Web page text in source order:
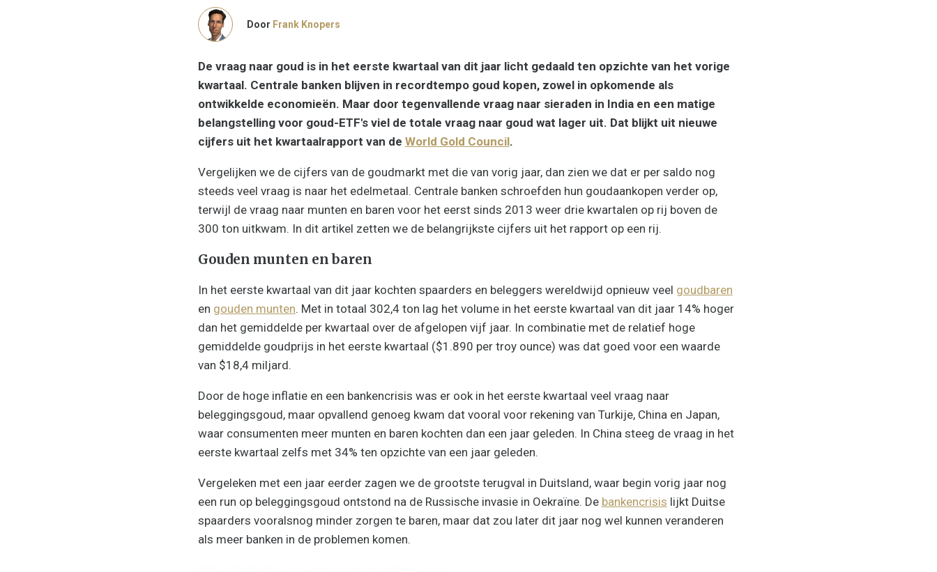
Door Frank Knopers
De vraag naar goud is in het eerste kwartaal van dit jaar licht gedaald ten opzichte van het vorige
kwartaal. Centrale banken blijven in recordtempo goud kopen, zowel in opkomende als
ontwikkelde economieën. Maar door tegenvallende vraag naar sieraden in India en een matige
belangstelling voor goud-ETF's viel de totale vraag naar goud wat lager uit. Dat blijkt uit nieuwe
cijfers uit het kwartaalrapport van de World Gold Council.
Vergelijken we de cijfers van de goudmarkt met die van vorig jaar, dan zien we dat er per saldo nog
steeds veel vraag is naar het edelmetaal. Centrale banken schroefden hun goudaankopen verder op,
terwijl de vraag naar munten en baren voor het eerst sinds 2013 weer drie kwartalen op rij boven de
300 ton uitkwam. In dit artikel zetten we de belangrijkste cijfers uit het rapport op een rij.
Gouden munten en baren
In het eerste kwartaal van dit jaar kochten spaarders en beleggers wereldwijd opnieuw veel goudbaren
en gouden munten. Met in totaal 302,4 ton lag het volume in het eerste kwartaal van dit jaar 14% hoger
dan het gemiddelde per kwartaal over de afgelopen vijf jaar. In combinatie met de relatief hoge
gemiddelde goudprijs in het eerste kwartaal ($1.890 per troy ounce) was dat goed voor een waarde
van $18,4 miljard.
Door de hoge inflatie en een bankencrisis was er ook in het eerste kwartaal veel vraag naar
beleggingsgoud, maar opvallend genoeg kwam dat vooral voor rekening van Turkije, China en Japan,
waar consumenten meer munten en baren kochten dan een jaar geleden. In China steeg de vraag in het
eerste kwartaal zelfs met 34% ten opzichte van een jaar geleden.
Vergeleken met een jaar eerder zagen we de grootste terugval in Duitsland, waar begin vorig jaar nog
een run op beleggingsgoud ontstond na de Russische invasie in Oekraïne. De bankencrisis lijkt Duitse
spaarders vooralsnog minder zorgen te baren, maar dat zou later dit jaar nog wel kunnen veranderen
als meer banken in de problemen komen.